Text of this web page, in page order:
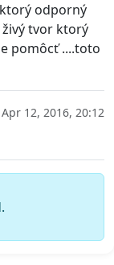
odporný
živý tvor ktorý
pomôcť ....toto
Apr 12, 2016, 20:12